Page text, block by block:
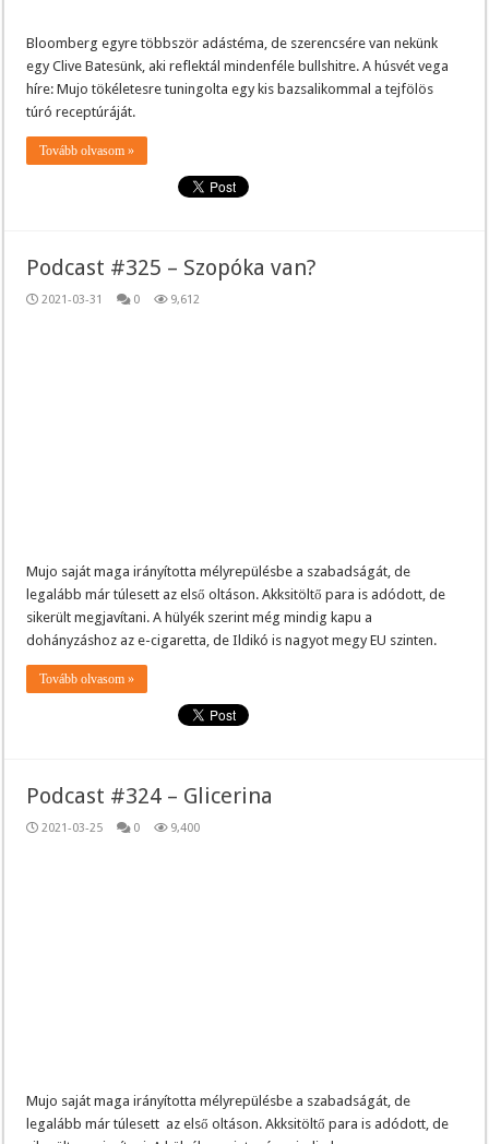
Bloomberg egyre többször adástéma, de szerencsére van nekünk
egy Clive Batesünk, aki reflektál mindenféle bullshitre. A húsvét vega
híre: Mujo tökéletesre tuningolta egy kis bazsalikommal a tejfölös
túró receptúráját.
Tovább olvasom »
Podcast #325 – Szopóka van?
2021-03-31 0 9,612
Mujo saját maga irányította mélyrepülésbe a szabadságát, de
legalább már túlesett az első oltáson. Akksitöltő para is adódott, de
sikerült megjavítani. A hülyék szerint még mindig kapu a
dohányzáshoz az e-cigaretta, de Ildikó is nagyot megy EU szinten.
Tovább olvasom »
Podcast #324 – Glicerina
2021-03-25 0 9,400
Mujo saját maga irányította mélyrepülésbe a szabadságát, de
legalább már túlesett az első oltáson. Akksitöltő para is adódott, de